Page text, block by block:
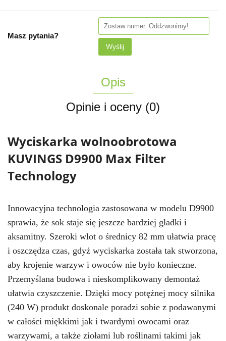
Masz pytania?
Wyślij
Opis
Opinie i oceny (0)
Wyciskarka wolnoobrotowa
KUVINGS D9900 Max Filter
Technology
Innowacyjna technologia zastosowana w modelu D9900
sprawia, że sok staje się jeszcze bardziej gładki i
aksamitny. Szeroki wlot o średnicy 82 mm ułatwia pracę
i oszczędza czas, gdyż wyciskarka została tak stworzona,
aby krojenie warzyw i owoców nie było konieczne.
Przemyślana budowa i nieskomplikowany demontaż
ułatwia czyszczenie. Dzięki mocy potężnej mocy silnika
(240 W) produkt doskonale poradzi sobie z podawanymi
w całości miękkimi jak i twardymi owocami oraz
warzywami, a także ziołami lub roślinami takimi jak